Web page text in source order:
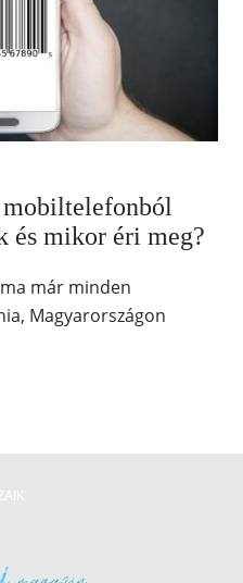
és mikor éri meg?
már minden
Magyarországon